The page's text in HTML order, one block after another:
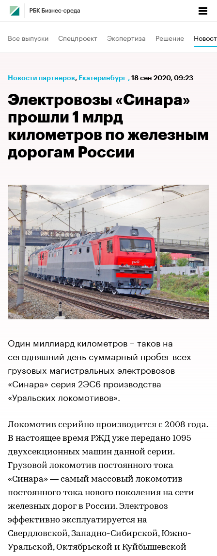
Все выпуски Спецпроект Экспертиза Решение
Новости партнеров⁠, Екатеринбург , 18 сен 2020, 09:23
Электровозы «Синара»
прошли 1 млрд
километров по железным
дорогам России
Один миллиард километров – таков на
сегодняшний день суммарный пробег всех
грузовых магистральных электровозов
«Синара» серия 2ЭС6 производства
«Уральских локомотивов».
Локомотив серийно производится с 2008 года.
В настоящее время РЖД уже передано 1095
двухсекционных машин данной серии.
Грузовой локомотив постоянного тока
«Синара» — самый массовый локомотив
постоянного тока нового поколения на сети
железных дорог в России. Электровоз
эффективно эксплуатируется на
Свердловской, Западно-Сибирской, Южно-
Уральской, Октябрьской и Куйбышевской